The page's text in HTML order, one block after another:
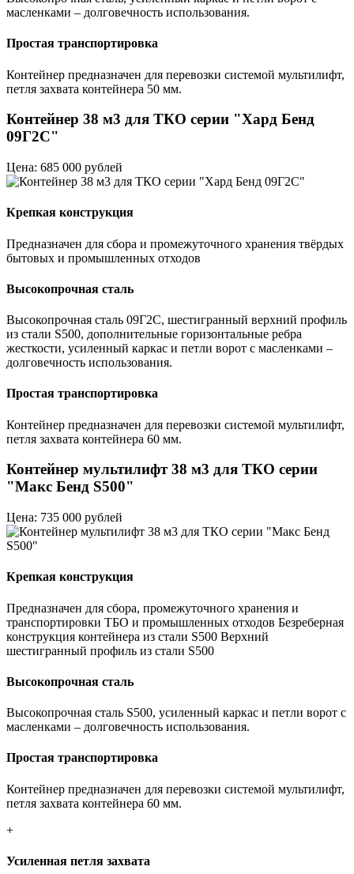
масленками – долговечность использования.
Простая транспортировка
Контейнер предназначен для перевозки системой мультилифт,
петля захвата контейнера 50 мм.
Контейнер 38 м3 для ТКО серии "Хард Бенд
09Г2С"
Цена: 685 000 рублей
Крепкая конструкция
Предназначен для сбора и промежуточного хранения твёрдых
бытовых и промышленных отходов
Высокопрочная сталь
Высокопрочная сталь 09Г2С, шестигранный верхний профиль
из стали S500, дополнительные горизонтальные ребра
жесткости, усиленный каркас и петли ворот с масленками –
долговечность использования.
Простая транспортировка
Контейнер предназначен для перевозки системой мультилифт,
петля захвата контейнера 60 мм.
Контейнер мультилифт 38 м3 для ТКО серии
"Макс Бенд S500"
Цена: 735 000 рублей
Крепкая конструкция
Предназначен для сбора, промежуточного хранения и
транспортировки ТБО и промышленных отходов Безреберная
конструкция контейнера из стали S500 Верхний
шестигранный профиль из стали S500
Высокопрочная сталь
Высокопрочная сталь S500, усиленный каркас и петли ворот с
масленками – долговечность использования.
Простая транспортировка
Контейнер предназначен для перевозки системой мультилифт,
петля захвата контейнера 60 мм.
+
Усиленная петля захвата